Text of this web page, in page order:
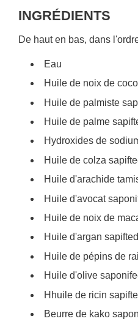
INGRÉDIENTS
De haut en bas, dans
Eau
Huile de noix de
Huile de palmiste
Huile de palme
Hydroxides de
Huile de colza
Huile d'arachide
Huile d'avocat
Huile de noix de
Huile d'argan
Huile de pépins de
Huile d'olive
Hhuile de ricin
Beurre de kako